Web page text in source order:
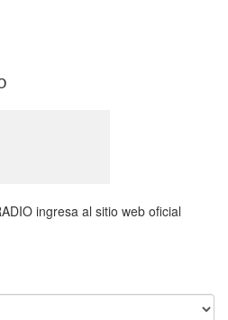
ingresa al sitio web oficial